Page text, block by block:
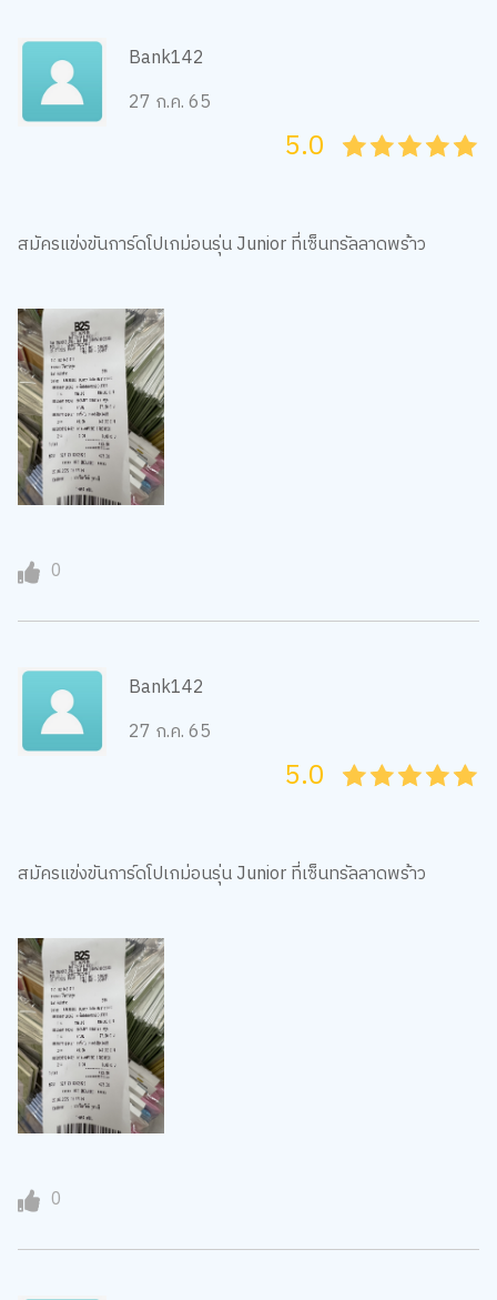
Bank142
27 ก.ค. 65
45
4
35
3
25
2
15
1
05
5.0
สมัครแข่งขันการ์ดโปเกม่อนรุ่น Junior ที่เซ็นทรัลลาดพร้าว
0
Bank142
27 ก.ค. 65
45
4
35
3
25
2
15
1
05
5.0
สมัครแข่งขันการ์ดโปเกม่อนรุ่น Junior ที่เซ็นทรัลลาดพร้าว
0